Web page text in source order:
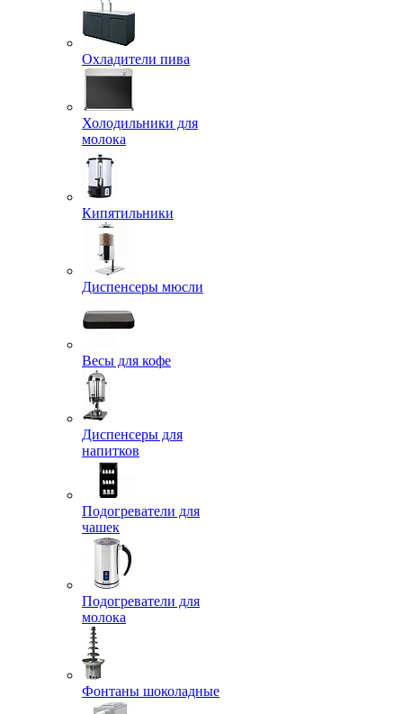
Охладители пива
Холодильники для
молока
Кипятильники
Диспенсеры мюсли
Весы для кофе
Диспенсеры для
напитков
Подогреватели для
чашек
Подогреватели для
молока
Фонтаны шоколадные